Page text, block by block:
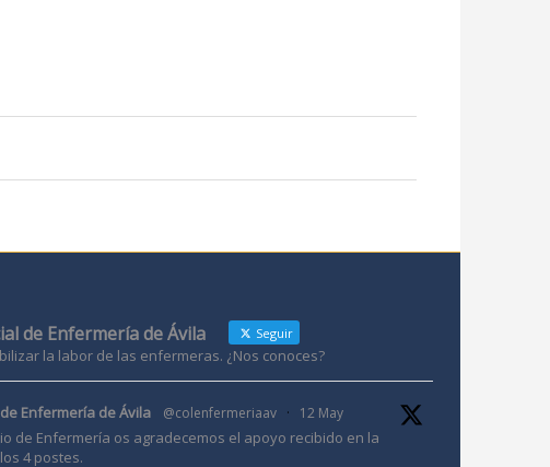
de Enfermería de Ávila Seguir
la labor de las enfermeras. ¿Nos conoces?
Enfermería de Ávila @colenfermeriaav · 12 May
de Enfermería os agradecemos el apoyo recibido en la
4 postes.